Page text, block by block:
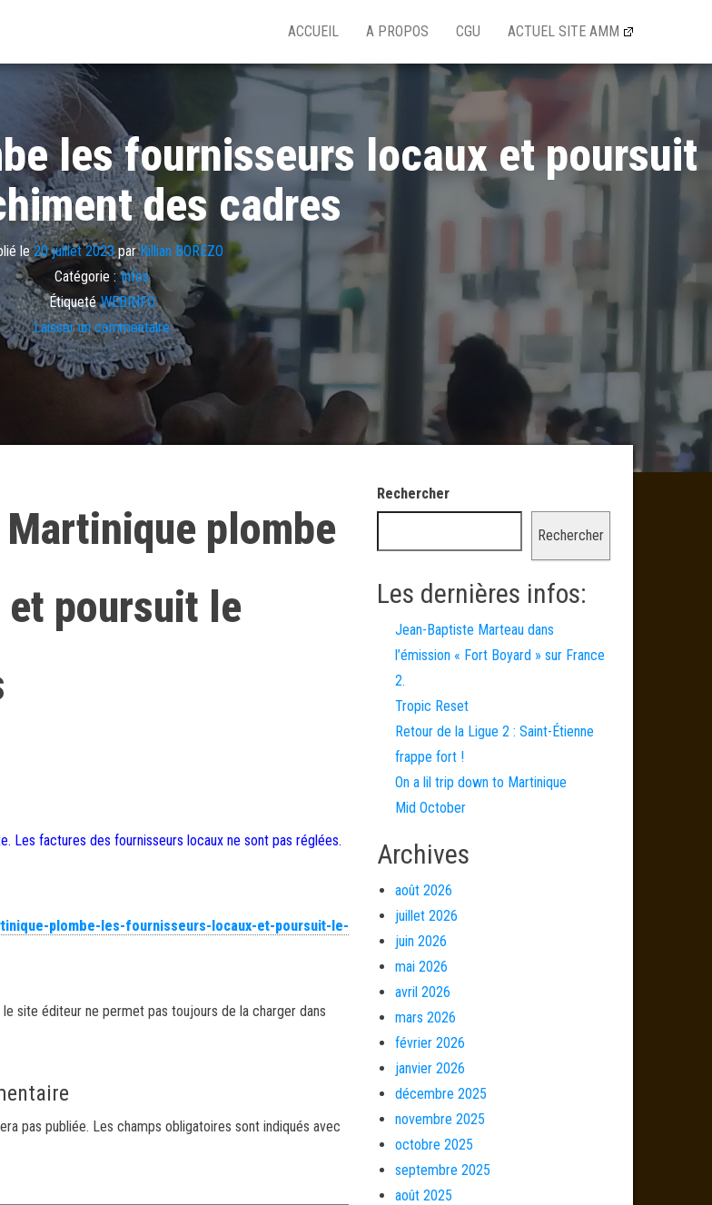
ACCUEIL A PROPOS CGU ACTUEL SITE AMM
les fournisseurs locaux et poursuit
des cadres
le20 juillet 2023parKillian BOREZO
Catégorie : Infos
Étiqueté WEBINFO
Laisser un commentaire
Martinique plombe
poursuit le
Les factures des fournisseurs locaux ne sont pas réglées.
plombe-les-fournisseurs-locaux-et-poursuit-le-
site éditeur ne permet pas toujours de la charger dans
pas publiée. Les champs obligatoires sont indiqués avec
Rechercher
Rechercher
Les dernières infos:
Jean-Baptiste Marteau dans
l’émission « Fort Boyard » sur France
2.
Tropic Reset
Retour de la Ligue 2 : Saint-Étienne
frappe fort !
On a lil trip down to Martinique
Mid October
Archives
août 2026
juillet 2026
juin 2026
mai 2026
avril 2026
mars 2026
février 2026
janvier 2026
décembre 2025
novembre 2025
octobre 2025
septembre 2025
août 2025